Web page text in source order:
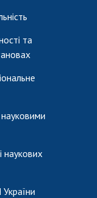
та
наукових